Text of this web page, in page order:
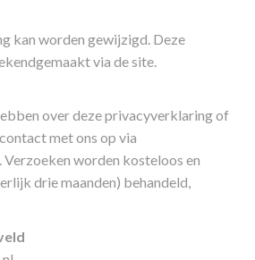
kan worden gewijzigd. Deze
via de site.
over deze privacyverklaring of
met ons op via
. Verzoeken worden kosteloos en
drie maanden) behandeld,